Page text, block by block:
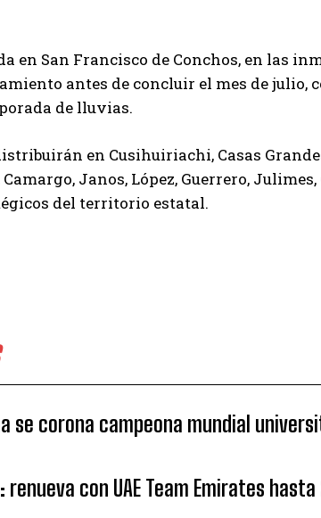
en San Francisco de Conchos, en las
antes de concluir el mes de
de lluvias.
en Cusihuiriachi, Casas
Janos, López, Guerrero,
del territorio estatal.
se corona campeona mundial
con UAE Team Emirates hasta